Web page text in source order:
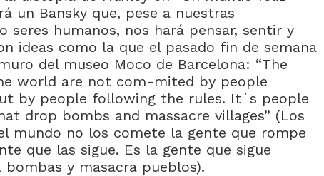
un Bansky que, pese a nuestras
seres humanos, nos hará pensar, sentir y
ideas como la que el pasado fin de semana
del museo Moco de Barcelona: “The
world are not com-mited by people
by people following the rules. It´s people
drop bombs and massacre villages” (Los
mundo no los comete la gente que rompe
que las sigue. Es la gente que sigue
bombas y masacra pueblos).